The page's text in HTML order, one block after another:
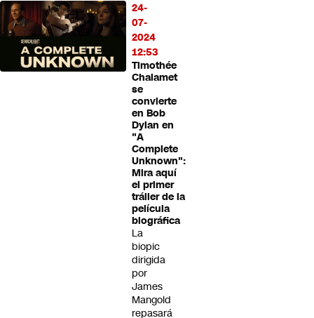
24-
07-
2024
12:53
Timothée
Chalamet
se
convierte
en Bob
Dylan en
"A
Complete
Unknown":
Mira aquí
el primer
tráiler de la
película
biográfica
La
biopic
dirigida
por
James
Mangold
repasará